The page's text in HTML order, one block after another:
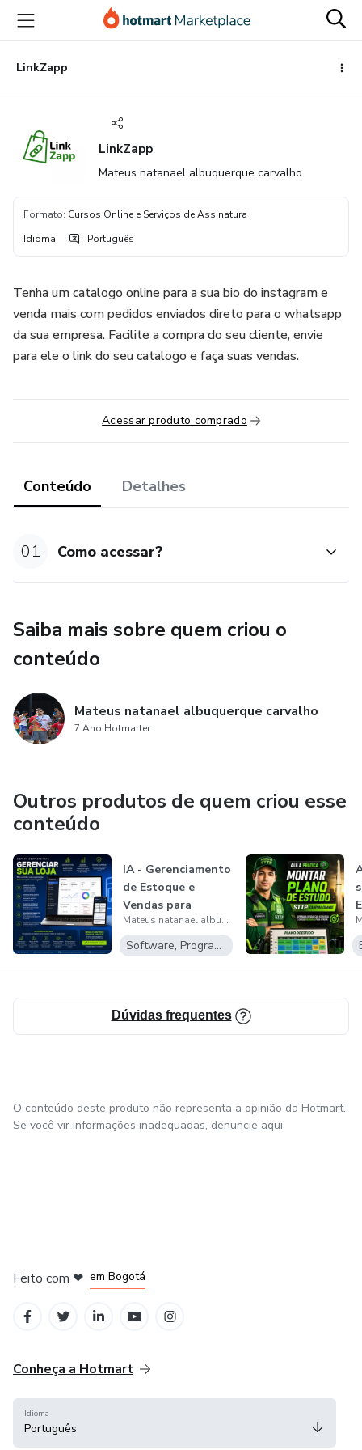
para
conteúdo
principal
para
pagamento
para
rodapé
LinkZapp
LinkZapp
Mateus natanael albuquerque carvalho
Formato: Cursos Online e Serviços de Assinatura
Idioma: Português
Tenha um catalogo online para a sua bio do instagram e
venda mais com pedidos enviados direto para o whatsapp
da sua empresa. Facilite a compra do seu cliente, envie
para ele o link do seu catalogo e faça suas vendas.
Acessar produto comprado
Conteúdo Detalhes
01 Como acessar?
Saiba mais sobre quem criou o
conteúdo
Mateus natanael albuquerque carvalho
7 Ano Hotmarter
Outros produtos de quem criou esse
conteúdo
IA - Gerenciamento
de Estoque e
Vendas para
pequenas e média...
Mateus natanael albuquerque carvalho
Software, Programas para baixar
Dúvidas frequentes
O conteúdo deste produto não representa a opinião da Hotmart.
Se você vir informações inadequadas, denuncie aqui
Feito com ❤ em Bogotá
Conheça a Hotmart
Idioma
Português